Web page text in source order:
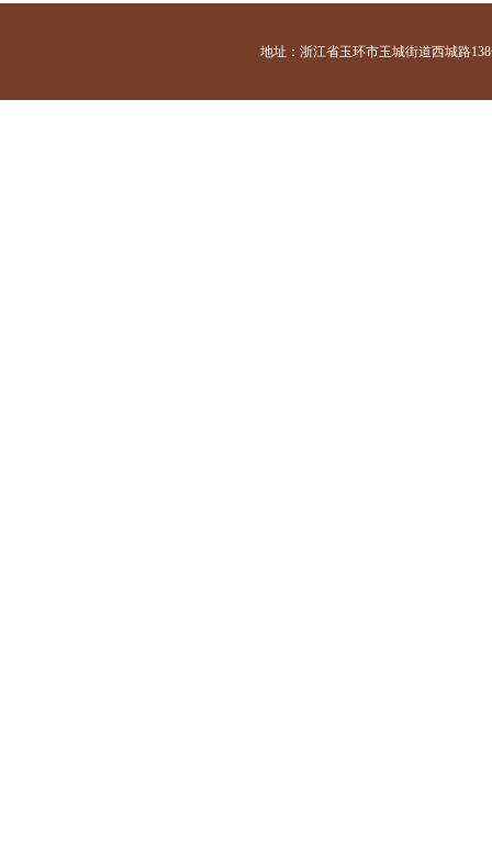
地址：浙江省玉环市玉城街道西城路